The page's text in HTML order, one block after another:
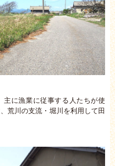
主に漁業に従事する人たちが使
荒川の支流・堀川を利用して田